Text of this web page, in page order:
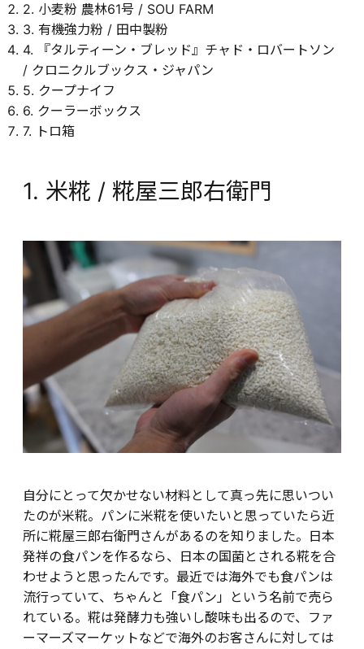
2. 小麦粉 農林61号 / SOU FARM
3. 有機強力粉 / 田中製粉
4. 『タルティーン・ブレッド』チャド・ロバートソン
/ クロニクルブックス・ジャパン
5. クープナイフ
6. クーラーボックス
7. トロ箱
1. 米糀 / 糀屋三郎右衛門
自分にとって欠かせない材料として真っ先に思いつい
たのが米糀。パンに米糀を使いたいと思っていたら近
所に糀屋三郎右衛門さんがあるのを知りました。日本
発祥の食パンを作るなら、日本の国菌とされる糀を合
わせようと思ったんです。最近では海外でも食パンは
流行っていて、ちゃんと「食パン」という名前で売ら
れている。糀は発酵力も強いし酸味も出るので、ファ
ーマーズマーケットなどで海外のお客さんに対しては